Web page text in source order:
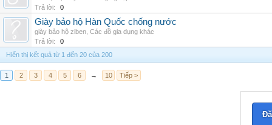
Trả lời:
0
Giày bảo hộ Hàn Quốc chống nước
giày bảo hộ ziben Các đồ gia dụng khác
Trả lời:
0
Hiển thị kết quả từ 1 đến 20 của 200
1 2 3 4 5 6 → 10 Tiếp >